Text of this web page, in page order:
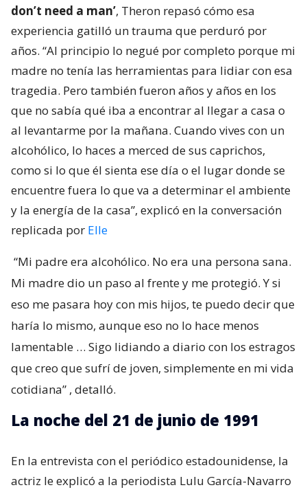
don’t need a man’, Theron repasó cómo esa
experiencia gatilló un trauma que perduró por
años. “Al principio lo negué por completo porque mi
madre no tenía las herramientas para lidiar con esa
tragedia. Pero también fueron años y años en los
que no sabía qué iba a encontrar al llegar a casa o
al levantarme por la mañana. Cuando vives con un
alcohólico, lo haces a merced de sus caprichos,
como si lo que él sienta ese día o el lugar donde se
encuentre fuera lo que va a determinar el ambiente
y la energía de la casa”, explicó en la conversación
replicada por Elle
“Mi padre era alcohólico. No era una persona sana.
Mi madre dio un paso al frente y me protegió. Y si
eso me pasara hoy con mis hijos, te puedo decir que
haría lo mismo, aunque eso no lo hace menos
lamentable … Sigo lidiando a diario con los estragos
que creo que sufrí de joven, simplemente en mi vida
cotidiana” , detalló.
La noche del 21 de junio de 1991
En la entrevista con el periódico estadounidense, la
actriz le explicó a la periodista Lulu García-Navarro